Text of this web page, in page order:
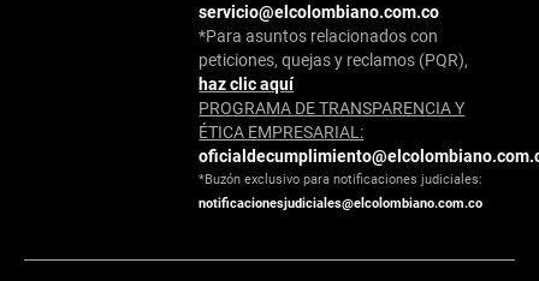
servicio@elcolombiano.com.co
*Para asuntos relacionados con
peticiones, quejas y reclamos (PQR),
haz clic aquí
PROGRAMA DE TRANSPARENCIA Y
ÉTICA EMPRESARIAL:
*Buzón exclusivo para notificaciones judiciales:
notificacionesjudiciales@elcolombiano.com.co